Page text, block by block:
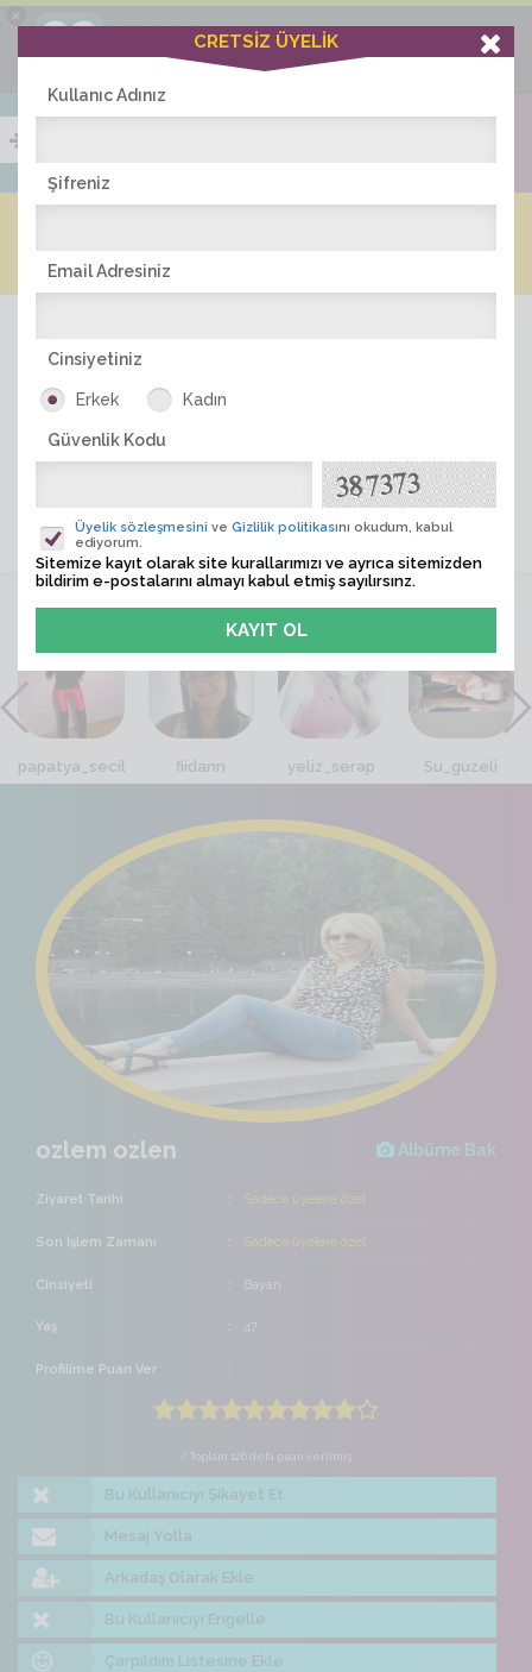
×
Ciddiask Uygulaması
+1 Hafta Gold Üyelik Kazan
Bedava - com.ciddi.ask
İNDİR
ÜYE ARA
VİTRİN
papatya_secil fiidann yeliz_serap Su_guzeli
ozlem ozlen Albüme Bak
Ziyaret Tarihi Sadece üyelere özel
Son İşlem Zamanı Sadece üyelere özel
Cinsiyeti Bayan
Yaş 47
Profilime Puan Ver
/ Toplam 126 defa puan verilmiş
Bu Kullanıcıyı Şikayet Et
Mesaj Yolla
Arkadaş Olarak Ekle
Bu Kullanıcıyı Engelle
Çarpıldım Listesine Ekle
CRETSİZ ÜYELİK
Kullanıc Adınız
Şifreniz
Email Adresiniz
Cinsiyetiniz
Erkek Kadın
Güvenlik Kodu
Üyelik sözleşmesini ve Gizlilik politikasını okudum, kabul
ediyorum.
Sitemize kayıt olarak site kurallarımızı ve ayrıca sitemizden
bildirim e-postalarını almayı kabul etmiş sayılırsınz.